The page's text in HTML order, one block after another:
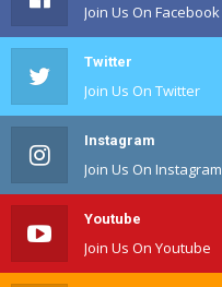
Join Us On Facebook
Twitter
Join Us On Twitter
Instagram
Join Us On Instagram
Youtube
Join Us On Youtube